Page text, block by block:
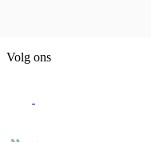
Volg ons